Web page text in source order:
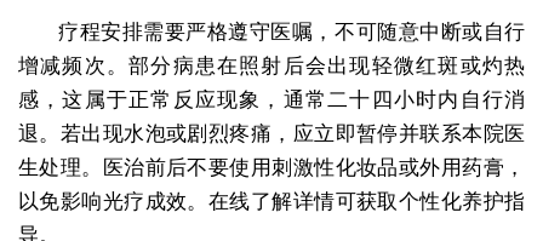
疗程安排需要严格遵守医嘱，不可随意中断或自行
增减频次。部分病患在照射后会出现轻微红斑或灼热
感，这属于正常反应现象，通常二十四小时内自行消
退。若出现水泡或剧烈疼痛，应立即暂停并联系本院医
生处理。医治前后不要使用刺激性化妆品或外用药膏，
以免影响光疗成效。在线了解详情可获取个性化养护指
导。